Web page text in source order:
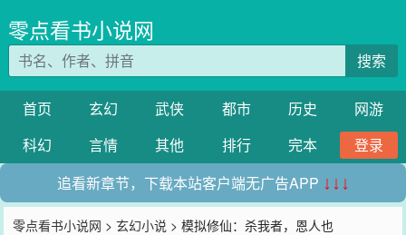
零点看书小说网
搜索
首页 玄幻 武侠 都市 历史
网游
科幻
言情 其他 排行 完本
登录
追看新章节，下载本站客户端无广告APP ↓↓↓
零点看书小说网 >玄幻小说 > 模拟修仙：杀我者，恩人也